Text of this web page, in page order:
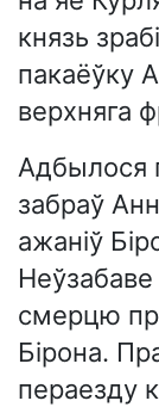
князь
пакаёўку
верхняга
Адбылося
забраў
ажаніў
Неўзабаве
смерцю
Бірона.
пераезду